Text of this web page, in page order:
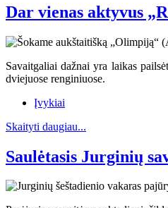
Dar vienas aktyvus
Savaitgaliai dažnai yra laikas
dviejuose renginiuose.
Įvykiai
Skaityti daugiau...
Saulėtasis Jurginių